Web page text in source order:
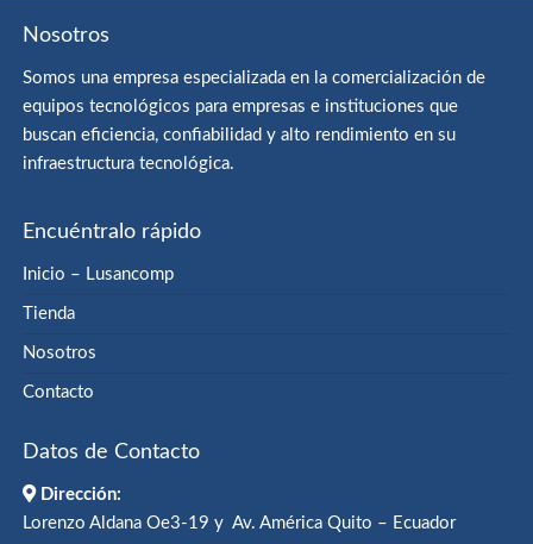
Nosotros
Somos una empresa especializada en la comercialización de
equipos tecnológicos para empresas e instituciones que
buscan eficiencia, confiabilidad y alto rendimiento en su
infraestructura tecnológica.
Encuéntralo rápido
Inicio – Lusancomp
Tienda
Nosotros
Contacto
Datos de Contacto
Dirección:
Lorenzo Aldana Oe3-19 y Av. América Quito – Ecuador